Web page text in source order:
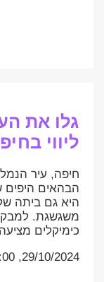
גלו את
ליווי
חיפה, עיר
הבהאים
היא גם ביתה
משגשגת.
כימיקלים
29/10/2024, 23:00